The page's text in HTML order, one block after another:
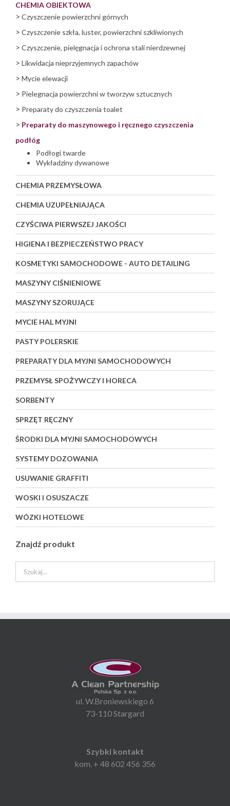
CHEMIA OBIEKTOWA
> Czyszczenie powierzchni górnych
> Czyszczenie szkła, luster, powierzchni szkliwionych
> Czyszczenie, pielęgnacja i ochrona stali nierdzewnej
> Likwidacja nieprzyjemnych zapachów
> Mycie elewacji
> Pielegnacja powierzchni w tworzyw sztucznych
> Preparaty do czyszczenia toalet
> Preparaty do maszynowego i ręcznego czyszczenia
podłóg
Podłogi twarde
Wykładziny dywanowe
CHEMIA PRZEMYSŁOWA
CHEMIA UZUPEŁNIAJĄCA
CZYŚCIWA PIERWSZEJ JAKOŚCI
HIGIENA I BEZPIECZEŃSTWO PRACY
KOSMETYKI SAMOCHODOWE - AUTO DETAILING
MASZYNY CIŚNIENIOWE
MASZYNY SZORUJĄCE
MYCIE HAL MYJNI
PASTY POLERSKIE
PREPARATY DLA MYJNI SAMOCHODOWYCH
PRZEMYSŁ SPOŻYWCZY I HORECA
SORBENTY
SPRZĘT RĘCZNY
ŚRODKI DLA MYJNI SAMOCHODOWYCH
SYSTEMY DOZOWANIA
USUWANIE GRAFFITI
WOSKI I OSUSZACZE
WÓZKI HOTELOWE
Znajdź produkt
ul. W.Broniewskiego 6
73-110 Stargard
Szybki kontakt
kom. + 48 602 456 356